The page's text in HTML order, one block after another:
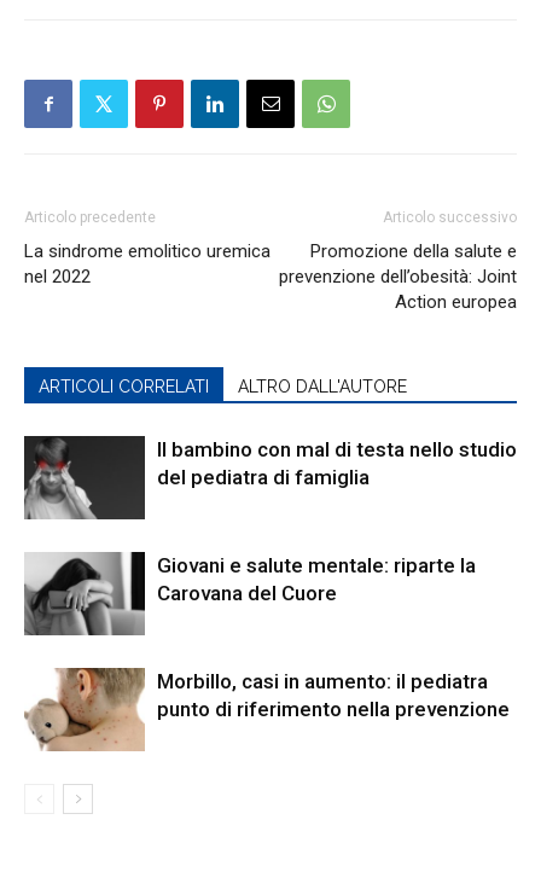
Articolo precedente
La sindrome emolitico uremica
nel 2022
Articolo successivo
Promozione della salute e
prevenzione dell’obesità: Joint
Action europea
ARTICOLI CORRELATI ALTRO DALL'AUTORE
Il bambino con mal di testa nello studio
del pediatra di famiglia
Giovani e salute mentale: riparte la
Carovana del Cuore
Morbillo, casi in aumento: il pediatra
punto di riferimento nella prevenzione